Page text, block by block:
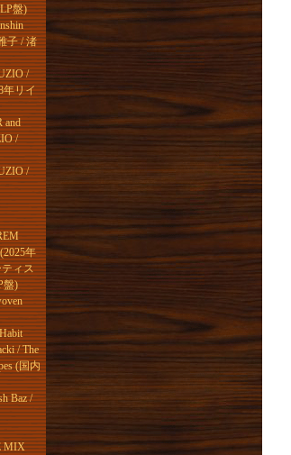
盤)
子 / 渚
/
年リイ
and
/
/
年
ィス
盤)
/ The
(国内
Baz /
MIX